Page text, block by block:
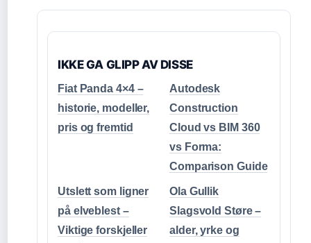
IKKE GA GLIPP AV DISSE
Fiat Panda 4×4 –
historie, modeller,
pris og fremtid
Autodesk
Construction
Cloud vs BIM 360
vs Forma:
Comparison Guide
Utslett som ligner
på elveblest –
Viktige forskjeller
Ola Gullik
Slagsvold Støre –
alder, yrke og